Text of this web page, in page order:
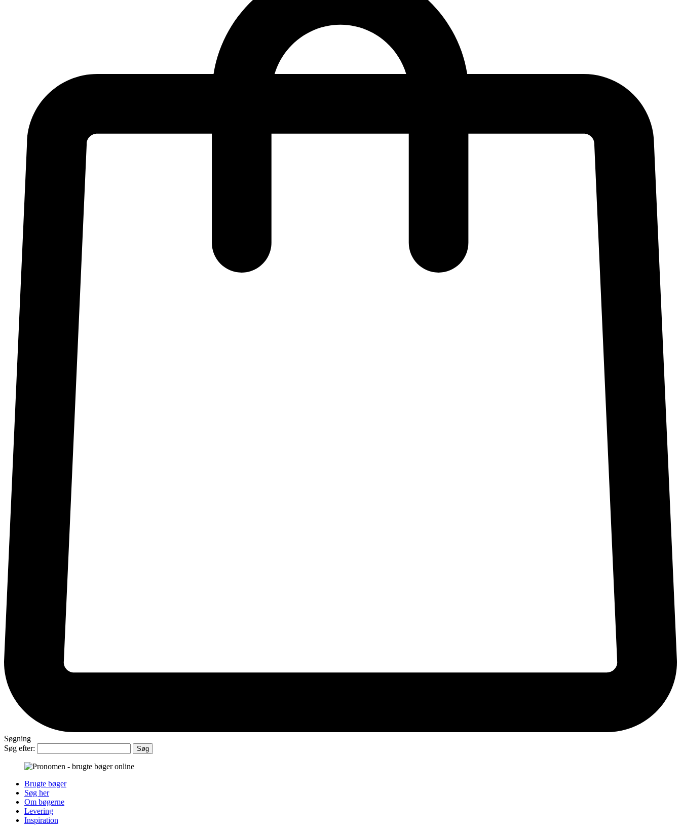
Søgning
Søg efter:
Brugte bøger
Søg her
Om bøgerne
Levering
Inspiration